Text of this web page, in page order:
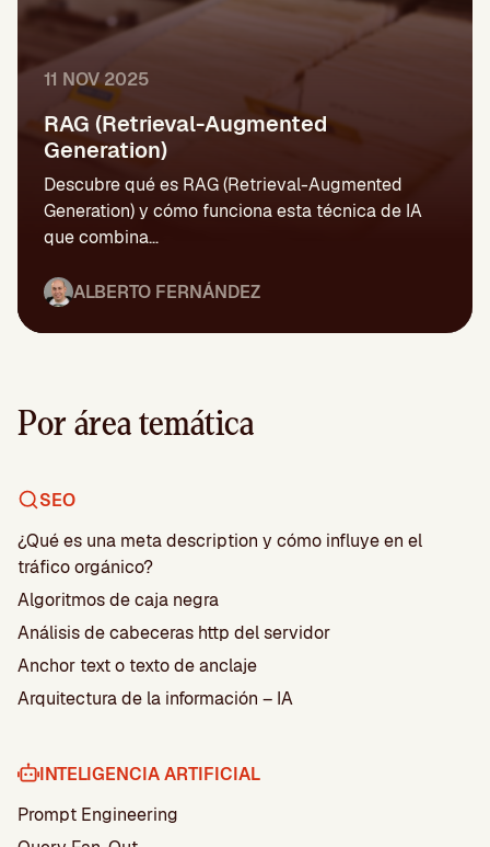
11 NOV 2025
RAG (Retrieval-Augmented
Generation)
Descubre qué es RAG (Retrieval-Augmented
Generation) y cómo funciona esta técnica de IA
que combina…
ALBERTO FERNÁNDEZ
Por área temática
SEO
¿Qué es una meta description y cómo influye en el
tráfico orgánico?
Algoritmos de caja negra
Análisis de cabeceras http del servidor
Anchor text o texto de anclaje
Arquitectura de la información – IA
INTELIGENCIA ARTIFICIAL
Prompt Engineering